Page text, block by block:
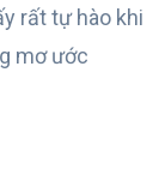
rất tự hào khi
mơ ước